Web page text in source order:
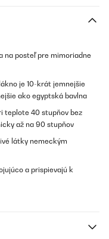
na posteľ pre mimoriadne
je 10-krát jemnejšie
ako egyptská bavlna
teplote 40 stupňov bez
až na 90 stupňov
látky nemeckým
a prispievajú k